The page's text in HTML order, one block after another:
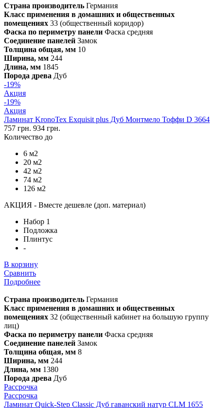
Страна производитель Германия
Класс применения в домашних и общественных
помещениях 33 (общественный коридор)
Фаска по периметру панели Фаска средняя
Соединение панелей Замок
Толщина общая, мм 10
Ширина, мм 244
Длина, мм 1845
Порода древа Дуб
-19%
Акция
-19%
Акция
Ламинат KronoTex Exquisit plus Дуб Монтмело Тоффи D 3664
757 грн. 934 грн.
Количество до
6 м2
20 м2
42 м2
74 м2
126 м2
АКЦИЯ - Вместе дешевле (доп. материал)
Набор 1
Подложка
Плинтус
-
В корзину
Сравнить
Подробнее
Страна производитель Германия
Класс применения в домашних и общественных
помещениях 32 (общественный кабинет на большую группу
лиц)
Фаска по периметру панели Фаска средняя
Соединение панелей Замок
Толщина общая, мм 8
Ширина, мм 244
Длина, мм 1380
Порода древа Дуб
Рассрочка
Рассрочка
Ламинат Quick-Step Classic Дуб гаванский натур CLM 1655